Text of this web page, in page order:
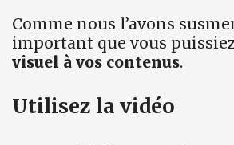
Comme nous l’avons
important que vous
visuel à vos contenus.
Utilisez la vidéo